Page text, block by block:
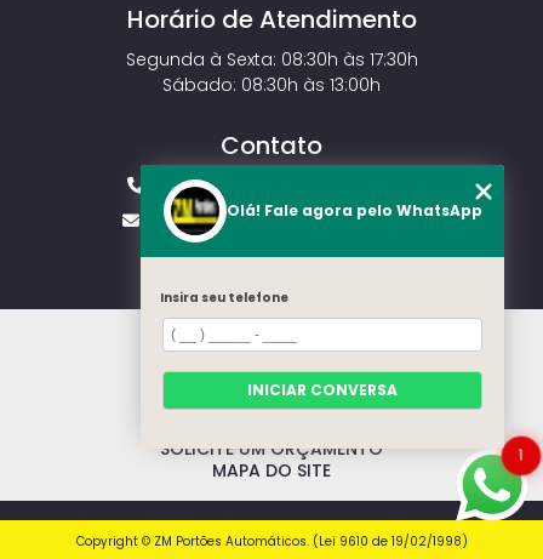
Horário de Atendimento
Segunda à Sexta: 08:30h às 17:30h
Sábado: 08:30h às 13:00h
Contato
(11) 2143-4826
vendas.zmportoes@gmail.com
HOME
MODELOS
CONTATO
SOLICITE UM ORÇAMENTO
MAPA DO SITE
Copyright © ZM Portões Automáticos. (Lei 9610 de 19/02/1998)
1
Olá! Fale agora pelo WhatsApp
Insira seu telefone
INICIAR CONVERSA